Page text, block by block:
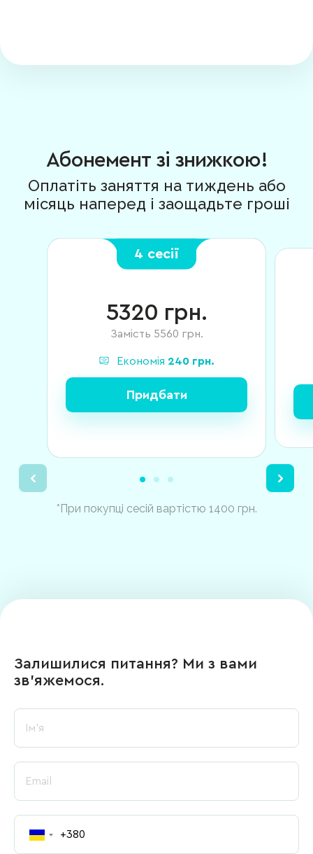
Абонемент зі знижкою!
Оплатіть заняття на тиждень або
місяць наперед і заощадьте гроші
4 сесії
5320 грн.
Замість 5560 грн.
Економія 240 грн.
Придбати
*При покупці сесій вартістю 1400 грн.
Залишилися питання? Ми з вами
зв’яжемося.